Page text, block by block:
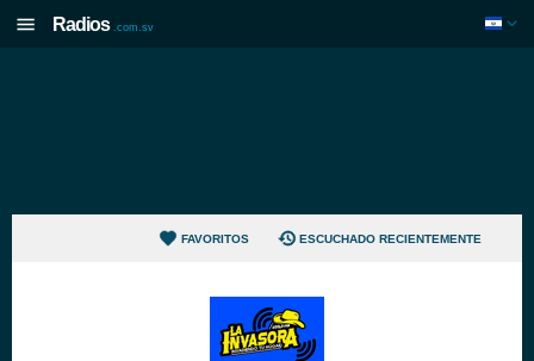
Radios .com.sv
FAVORITOS ESCUCHADO RECIENTEMENTE